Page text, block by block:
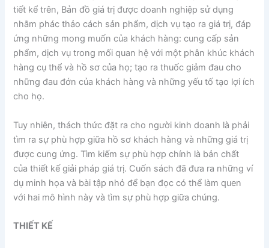
tiết kể trên, Bản đồ giá trị được doanh nghiệp sử dụng
nhằm phác thảo cách sản phẩm, dịch vụ tạo ra giá trị, đáp
ứng những mong muốn của khách hàng: cung cấp sản
phẩm, dịch vụ trong mối quan hệ với một phân khúc khách
hàng cụ thể và hồ sơ của họ; tạo ra thuốc giảm đau cho
những đau đớn của khách hàng và những yếu tố tạo lợi ích
cho họ.
Tuy nhiên, thách thức đặt ra cho người kinh doanh là phải
tìm ra sự phù hợp giữa hồ sơ khách hàng và những giá trị
được cung ứng. Tìm kiếm sự phù hợp chính là bản chất
của thiết kế giải pháp giá trị. Cuốn sách đã đưa ra những ví
dụ minh họa và bài tập nhỏ để bạn đọc có thể làm quen
với hai mô hình này và tìm sự phù hợp giữa chúng.
THIẾT KẾ